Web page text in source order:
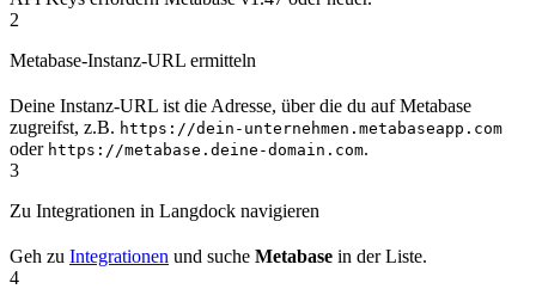
2
Metabase-Instanz-URL ermitteln
Deine Instanz-URL ist die Adresse, über die du auf Metabase
zugreifst, z.B. https://dein-unternehmen.metabaseapp.com
oder https://metabase.deine-domain.com.
3
Zu Integrationen in Langdock navigieren
Geh zu Integrationen und suche Metabase in der Liste.
4